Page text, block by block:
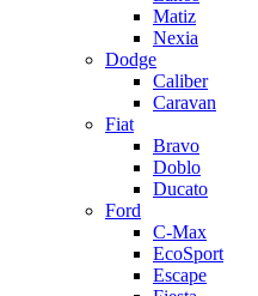
Matiz
Nexia
Dodge
Caliber
Caravan
Fiat
Bravo
Doblo
Ducato
Ford
C-Max
EcoSport
Escape